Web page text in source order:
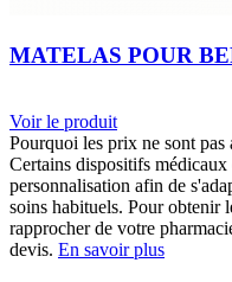
MATELAS POUR
Voir le produit
Pourquoi les prix ne sont pas
Certains dispositifs
personnalisation afin de
soins habituels. Pour obtenir
rapprocher de votre
devis. En savoir plus